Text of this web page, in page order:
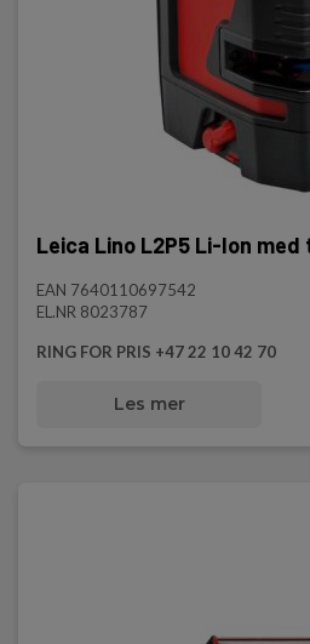
Leica Lino L2P5 Li-Ion
EAN 7640110697542
EL.NR 8023787
RING FOR PRIS +47 22 10 42 70
Les mer